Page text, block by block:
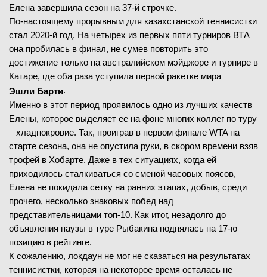
Елена завершила сезон на 37-й строчке.
По-настоящему прорывным для казахстанской теннисистки
стал 2020-й год. На четырех из первых пяти турниров ВТА
она пробилась в финал, не сумев повторить это
достижение только на австралийском мэйджоре и турнире в
Катаре, где оба раза уступила первой ракетке мира
Эшли Барти.
Именно в этот период проявилось одно из лучших качеств
Елены, которое выделяет ее на фоне многих коллег по туру
– хладнокровие. Так, проиграв в первом финале WTA на
старте сезона, она не опустила руки, в скором времени взяв
трофей в Хобарте. Даже в тех ситуациях, когда ей
приходилось сталкиваться со сменой часовых поясов,
Елена не покидала сетку на ранних этапах, добыв, среди
прочего, несколько знаковых побед над
представительницами топ-10. Как итог, незадолго до
объявления паузы в туре Рыбакина поднялась на 17-ю
позицию в рейтинге.
К сожалению, локдаун не мог не сказаться на результатах
теннисистки, которая на некоторое время осталась не